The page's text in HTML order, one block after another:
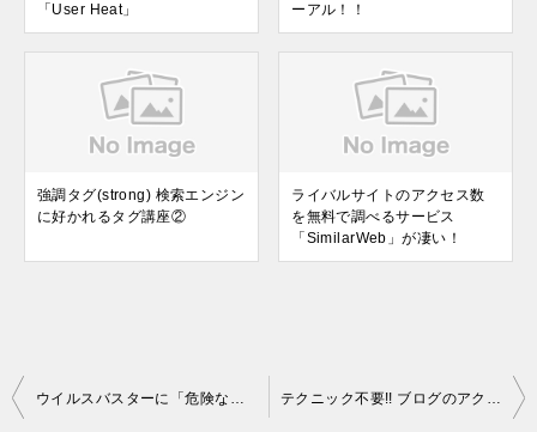
「User Heat」
ーアル！！
強調タグ(strong) 検索エンジン
に好かれるタグ講座②
ライバルサイトのアクセス数
を無料で調べるサービス
「SimilarWeb」が凄い！
投
ウイルスバスターに「危険なWebサイト」扱いされたときの対処法 テクニック不要!! ブログのアクセス数を心底上げる方法!!